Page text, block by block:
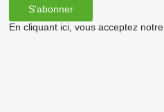
S'abonner
En cliquant ici, vous acceptez notre